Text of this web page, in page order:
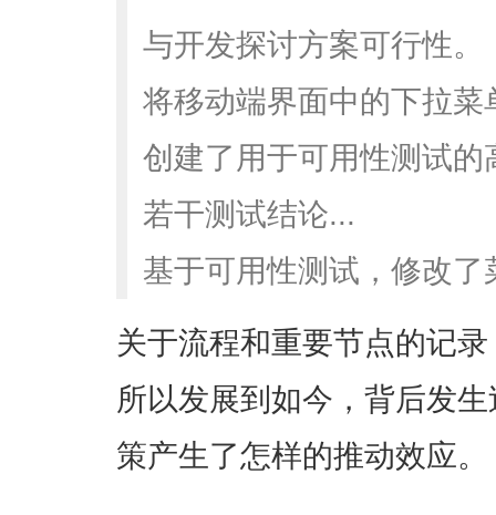
与开发探讨方案可行性。
将移动端界面中的下拉
创建了用于可用性测试的
若干测试结论...
基于可用性测试，修改
关于流程和重要节点的记
所以发展到如今，背后发
策产生了怎样的推动效应。